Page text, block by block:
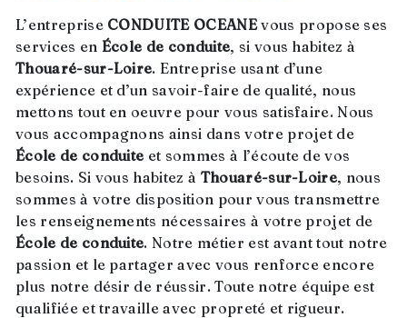
L’entreprise CONDUITE OCEANEvous propose ses
services en École de conduite, si vous habitez à
Thouaré-sur-Loire. Entreprise usant d’une
expérience et d’un savoir-faire de qualité, nous
mettons tout en oeuvre pour vous satisfaire. Nous
vous accompagnons ainsi dans votre projet de
École de conduite et sommes à l’écoute de vos
besoins. Si vous habitez à Thouaré-sur-Loire, nous
sommes à votre disposition pour vous transmettre
les renseignements nécessaires à votre projet de
École de conduite. Notre métier est avant tout notre
passion et le partager avec vous renforce encore
plus notre désir de réussir. Toute notre équipe est
qualifiée et travaille avec propreté et rigueur.